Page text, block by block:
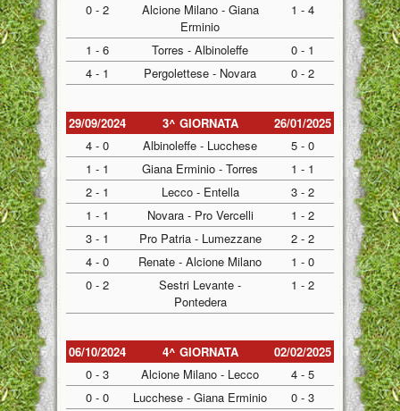
0 - 2
Alcione Milano - Giana
Erminio
1 - 4
1 - 6 Torres - Albinoleffe
0 - 1
4 - 1
Pergolettese - Novara 0 - 2
29/09/2024 3^ GIORNATA
26/01/2025
4 - 0
Albinoleffe - Lucchese
5 - 0
1 - 1
Giana Erminio - Torres
1 - 1
2 - 1
Lecco - Entella
3 - 2
1 - 1
Novara - Pro Vercelli
1 - 2
3 - 1
Pro Patria - Lumezzane
2 - 2
4 - 0
Renate - Alcione Milano
1 - 0
0 - 2
Sestri Levante -
Pontedera
1 - 2
06/10/2024 4^ GIORNATA
02/02/2025
0 - 3
Alcione Milano - Lecco
4 - 5
0 - 0
Lucchese - Giana Erminio
0 - 3